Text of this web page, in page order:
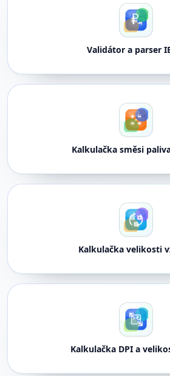
Validátor a parser
Kalkulačka směsi
Kalkulačka velikosti
Kalkulačka DPI a